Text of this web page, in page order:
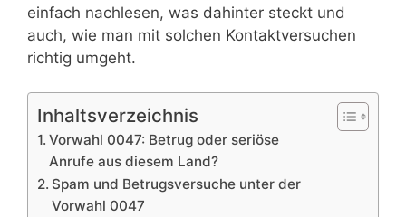
einfach nachlesen, was dahinter steckt und
auch, wie man mit solchen Kontaktversuchen
richtig umgeht.
Inhaltsverzeichnis
Vorwahl 0047: Betrug oder seriöse
Anrufe aus diesem Land?
Spam und Betrugsversuche unter der
Vorwahl 0047